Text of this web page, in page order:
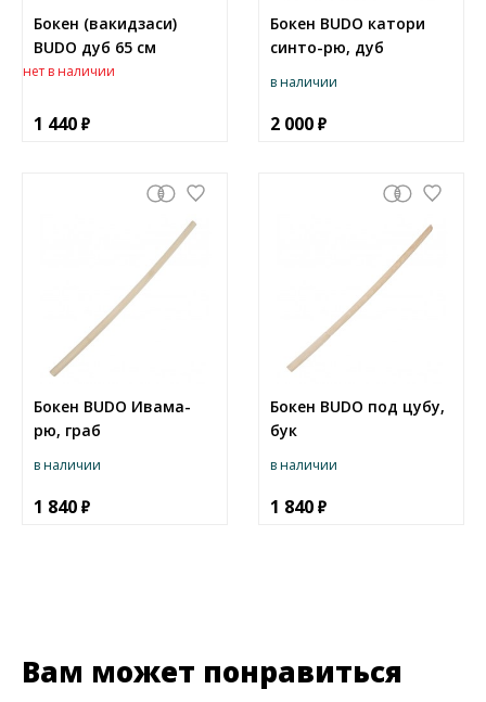
Бокен (вакидзаси)
BUDO дуб 65 см
нет в наличии
1 440
Бокен BUDO катори
синто-рю, дуб
в наличии
2 000
Бокен BUDO Ивама-
рю, граб
в наличии
1 840
Бокен BUDO под цубу,
бук
в наличии
1 840
Вам может понравиться